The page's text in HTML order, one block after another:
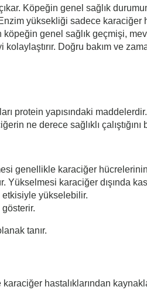
Köpeğin genel sağlık
yüksekliği sadece karaciğer
genel sağlık geçmişi,
Doğru bakım ve
protein yapısındaki
ne derece sağlıklı
genellikle karaciğer
karaciğer dışında
etkisiyle yükselebilir.
tanır.
hastalıklarından